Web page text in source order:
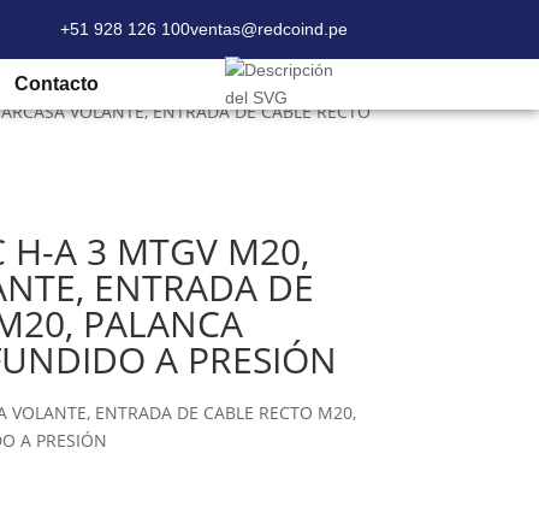
+51 928 126 100ventas@redcoind.pe
Contacto
VOLANTE, ENTRADA DE CABLE RECTO
H-A 3 MTGV M20,
ENTRADA DE
PALANCA
A PRESIÓN
VOLANTE, ENTRADA DE CABLE RECTO M20,
A PRESIÓN